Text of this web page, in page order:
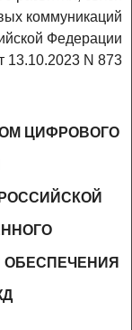
коммуникаций
Федерации
13.10.2023 N 873
ЦИФРОВОГО
ОБЕСПЕЧЕНИЯ